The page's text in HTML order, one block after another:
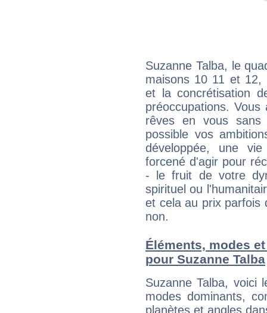
Suzanne Talba, le
maisons 10 11 et 12,
et la concrétisation
préoccupations.
rêves en vous sans
possible vos
développée, une
forcené d'agir pour
- le fruit de votre
spirituel ou
et cela au prix parfois
non.
Éléments, modes
pour Suzanne Talba
Suzanne Talba, voici
modes dominants,
planètes et angles